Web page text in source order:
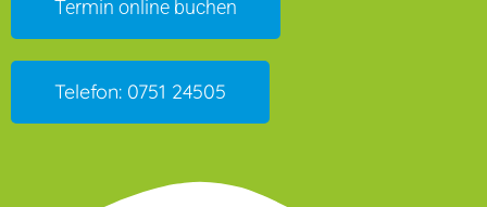
Termin online buchen
Telefon: 0751 24505